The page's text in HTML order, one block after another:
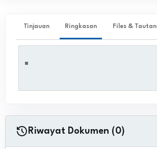
Tinjauan Ringkasan Files & Tautan
Riwayat Dokumen (0)